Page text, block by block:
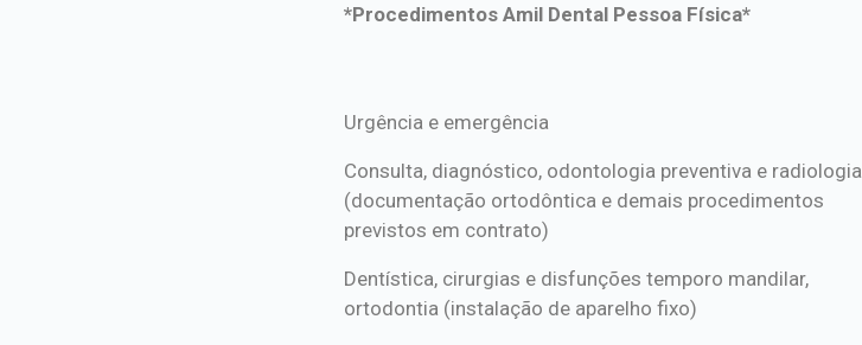
*Procedimentos Amil Dental Pessoa Física*
*Procedimentos Amil Dental Pessoa Física*
Urgência e emergência
Consulta, diagnóstico, odontologia preventiva e radiologia
(documentação ortodôntica e demais procedimentos
previstos em contrato)
Dentística, cirurgias e disfunções temporo mandilar,
ortodontia (instalação de aparelho fixo)